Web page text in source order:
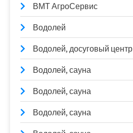
ВМТ АгроСервис
Водолей
Водолей, досуговый центр
Водолей, сауна
Водолей, сауна
Водолей, сауна